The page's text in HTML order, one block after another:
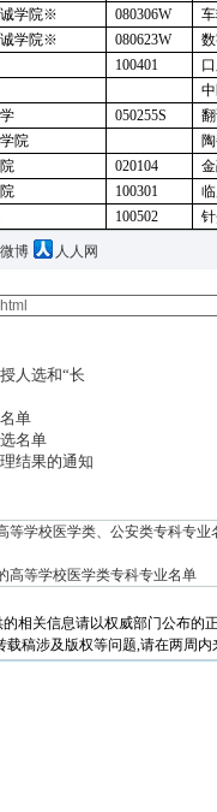
学院※ 080306W
学院※ 080623W
100401
050255S
院
020104
100301
100502
博 人人网
人选和“长
单
名单
结果的通知
等学校医学类、公安类专科专业
高等学校医学类专科专业名单
相关信息请以权威部门公布的
稿涉及版权等问题,请在两周内